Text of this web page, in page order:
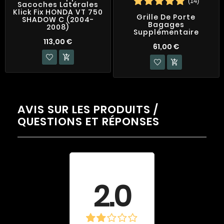
Sacoches Latérales
Klick Fix HONDA VT 750
SHADOW C (2004-
2008)
113,00 €

Grille De Porte
Bagages
Supplémentaire
61,00 €

AVIS SUR LES PRODUITS /
QUESTIONS ET RÉPONSES
2.0